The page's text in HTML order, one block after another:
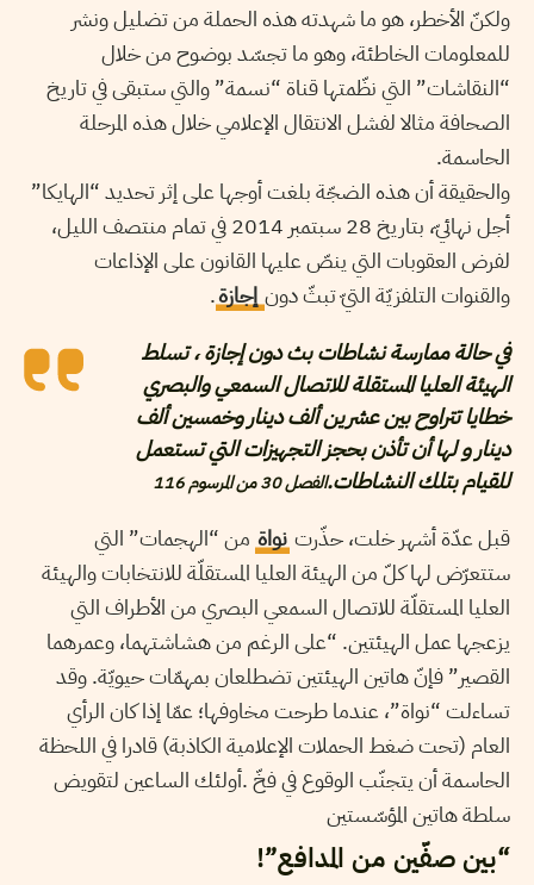
ولكنّ الأخطر، هو ما شهدته هذه الحملة من تضليل ونشر
للمعلومات الخاطئة، وهو ما تجسّد بوضوح من خلال
“النقاشات” التي نظّمتها قناة “نسمة” والتي ستبقى في تاريخ
الصحافة مثالا لفشل الانتقال الإعلامي خلال هذه المرحلة
الحاسمة.
والحقيقة أن هذه الضجّة بلغت أوجها على إثر تحديد “الهايكا”
أجل نهائيّ، بتاريخ 28 سبتمبر 2014 في تمام منتصف الليل،
لفرض العقوبات التي ينصّ عليها القانون على الإذاعات
والقنوات التلفزيّة التيّ تبثّ دون إجازة.
في حالة ممارسة نشاطات بث دون إجازة ، تسلط
الهيئة العليا المستقلة للاتصال السمعي والبصري
خطايا تتراوح بين عشرين ألف دينار وخمسين ألف
دينار و لها أن تأذن بحجز التجهيزات التي تستعمل
للقيام بتلك النشاطات.الفصل 30 من المرسوم 116
قبل عدّة أشهر خلت، حذّرت نواة من “الهجمات” التي
ستتعرّض لها كلّ من الهيئة العليا المستقلّة للانتخابات والهيئة
العليا المستقلّة للاتصال السمعي البصري من الأطراف التي
يزعجها عمل الهيئتين. “على الرغم من هشاشتهما، وعمرهما
القصير” فإنّ هاتين الهيئتين تضطلعان بمهمّات حيويّة. وقد
تساءلت “نواة”، عندما طرحت مخاوفها؛ عمّا إذا كان الرأي
العام (تحت ضغط الحملات الإعلامية الكاذبة) قادرا في اللحظة
الحاسمة أن يتجنّب الوقوع في فخّ .أولئك الساعين لتقويض
سلطة هاتين المؤسّستين
“بين صفّين من المدافع”!